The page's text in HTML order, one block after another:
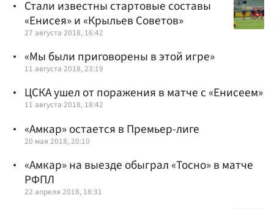
Стали известны стартовые составы
«Енисея» и «Крыльев Советов»
27 августа 2018, 16:42
«Мы были приговорены в этой игре»
11 августа 2018, 23:19
ЦСКА ушел от поражения в матче с «Енисеем»
11 августа 2018, 18:42
«Амкар» остается в Премьер-лиге
20 мая 2018, 20:10
«Амкар» на выезде обыграл «Тосно» в матче
РФПЛ
22 апреля 2018, 18:31